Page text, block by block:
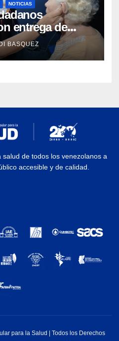
NOTICIAS
entrega de
en el Centro de
Arvelo
BASQUEZ
de todos los venezolanos a
accesible y de calidad.
para la Salud | Todos los Derechos